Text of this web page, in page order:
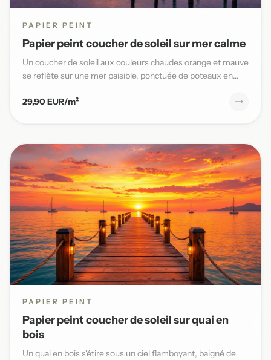
PAPIER PEINT
Papier peint coucher de soleil sur mer calme
Un coucher de soleil aux couleurs chaudes orange et mauve
se reflète sur une mer paisible, ponctuée de poteaux en
29,90 EUR/m²
PAPIER PEINT
Papier peint coucher de soleil sur quai en
bois
Un quai en bois s'étire sous un ciel flamboyant, baigné de